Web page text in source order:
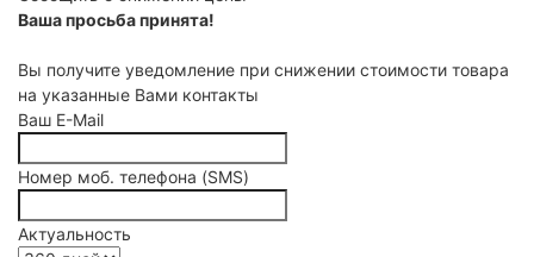
Ваша просьба принята!
Вы получите уведомление при снижении стоимости товара
на указанные Вами контакты
Ваш E-Mail
Номер моб. телефона (SMS)
Актуальность